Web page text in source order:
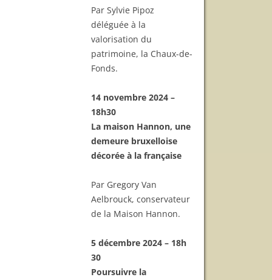
Par Sylvie Pipoz
déléguée à la
valorisation du
patrimoine, la Chaux-de-
Fonds.
14 novembre 2024 –
18h30
La maison Hannon, une
demeure bruxelloise
décorée à la française
Par Gregory Van
Aelbrouck, conservateur
de la Maison Hannon.
5 décembre 2024 – 18h
30
Poursuivre la